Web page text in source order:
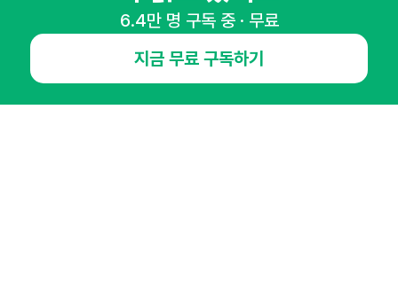
공지사항 제휴문의
인사이터 신청
뉴스레터
광고안내
6.4만 명 구독 중 · 무료
지금 무료 구독하기